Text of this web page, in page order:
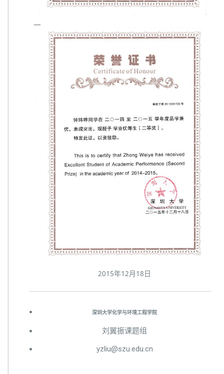
2015年12月18日
深圳大学化学与环境工程学院
刘翼振课题组
yzliu@szu.edu.cn